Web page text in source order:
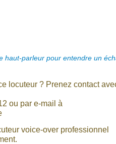
haut-parleur pour entendre un
locuteur ? Prenez contact
ou par e-mail à
voice-over professionnel